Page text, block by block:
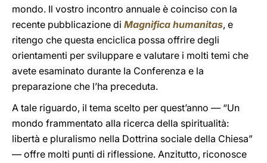
mondo. Il vostro incontro annuale è coinciso con la
recente pubblicazione di Magnifica humanitas, e
ritengo che questa enciclica possa offrire degli
orientamenti per sviluppare e valutare i molti temi che
avete esaminato durante la Conferenza e la
preparazione che l’ha preceduta.
A tale riguardo, il tema scelto per quest’anno — “Un
mondo frammentato alla ricerca della spiritualità:
libertà e pluralismo nella Dottrina sociale della Chiesa”
— offre molti punti di riflessione. Anzitutto, riconosce